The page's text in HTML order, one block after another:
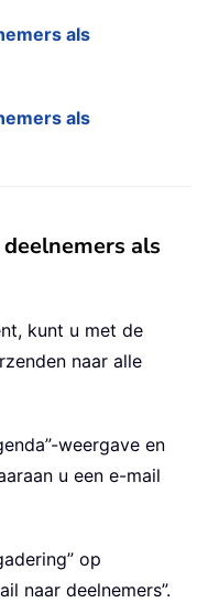
als
als
als
kunt u met de
naar alle
weergave en
u een e-mail
op
naar deelnemers”.